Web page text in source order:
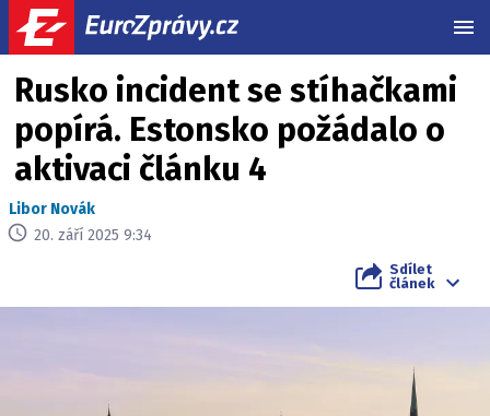
Rusko incident se stíhačkami
popírá. Estonsko požádalo o
aktivaci článku 4
Libor Novák
20. září 2025 9:34
Sdílet
článek